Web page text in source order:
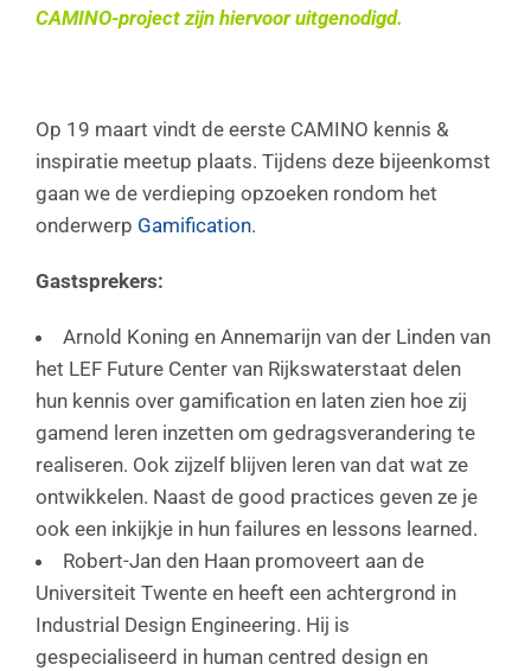
CAMINO-project zijn hiervoor uitgenodigd.
Op 19 maart vindt de eerste CAMINO kennis &
inspiratie meetup plaats. Tijdens deze bijeenkomst
gaan we de verdieping opzoeken rondom het
onderwerp Gamification.
Gastsprekers:
Arnold Koning en Annemarijn van der Linden van
het LEF Future Center van Rijkswaterstaat delen
hun kennis over gamification en laten zien hoe zij
gamend leren inzetten om gedragsverandering te
realiseren. Ook zijzelf blijven leren van dat wat ze
ontwikkelen. Naast de good practices geven ze je
ook een inkijkje in hun failures en lessons learned.
Robert-Jan den Haan promoveert aan de
Universiteit Twente en heeft een achtergrond in
Industrial Design Engineering. Hij is
gespecialiseerd in human centred design en